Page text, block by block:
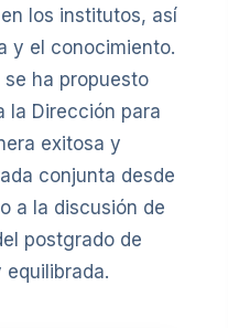
los institutos, así
y el conocimiento.
ha propuesto
la Dirección para
exitosa y
conjunta desde
a la discusión de
postgrado de